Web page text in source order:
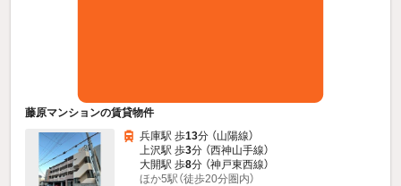
藤原マンションの賃貸物件
兵庫駅 歩13分 （山陽線）
上沢駅 歩3分 （西神山手線）
大開駅 歩8分 （神戸東西線）
ほか5駅（徒歩20分圏内）